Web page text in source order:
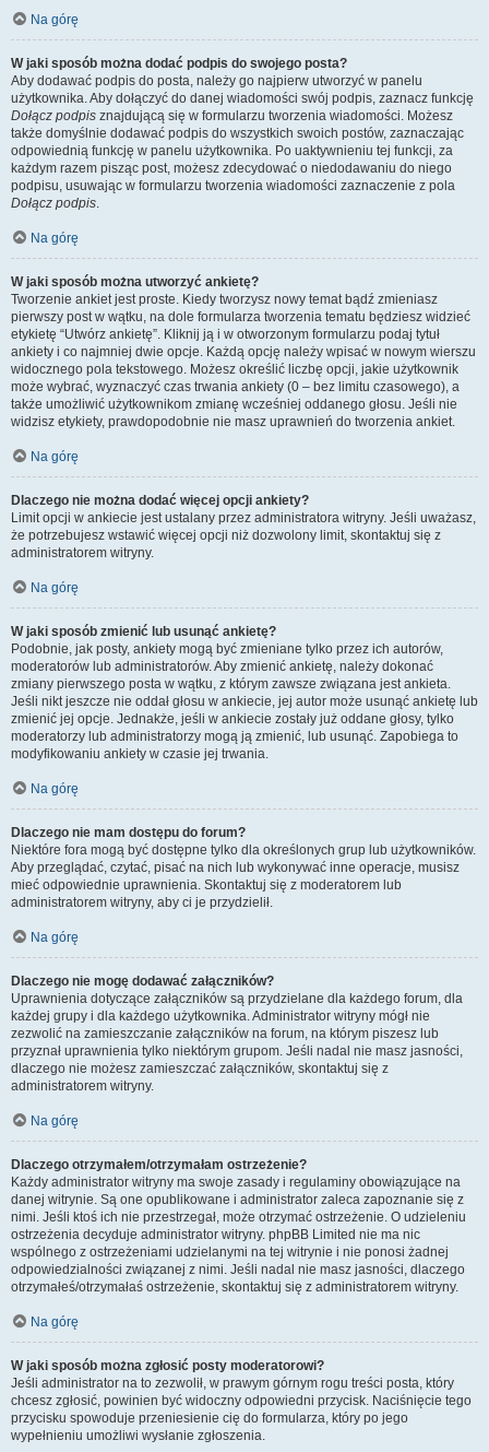
Na górę
W jaki sposób można dodać podpis do swojego posta?
Aby dodawać podpis do posta, należy go najpierw utworzyć w panelu
użytkownika. Aby dołączyć do danej wiadomości swój podpis, zaznacz funkcję
Dołącz podpis znajdującą się w formularzu tworzenia wiadomości. Możesz
także domyślnie dodawać podpis do wszystkich swoich postów, zaznaczając
odpowiednią funkcję w panelu użytkownika. Po uaktywnieniu tej funkcji, za
każdym razem pisząc post, możesz zdecydować o niedodawaniu do niego
podpisu, usuwając w formularzu tworzenia wiadomości zaznaczenie z pola
Dołącz podpis.
Na górę
W jaki sposób można utworzyć ankietę?
Tworzenie ankiet jest proste. Kiedy tworzysz nowy temat bądź zmieniasz
pierwszy post w wątku, na dole formularza tworzenia tematu będziesz widzieć
etykietę “Utwórz ankietę”. Kliknij ją i w otworzonym formularzu podaj tytuł
ankiety i co najmniej dwie opcje. Każdą opcję należy wpisać w nowym wierszu
widocznego pola tekstowego. Możesz określić liczbę opcji, jakie użytkownik
może wybrać, wyznaczyć czas trwania ankiety (0 – bez limitu czasowego), a
także umożliwić użytkownikom zmianę wcześniej oddanego głosu. Jeśli nie
widzisz etykiety, prawdopodobnie nie masz uprawnień do tworzenia ankiet.
Na górę
Dlaczego nie można dodać więcej opcji ankiety?
Limit opcji w ankiecie jest ustalany przez administratora witryny. Jeśli uważasz,
że potrzebujesz wstawić więcej opcji niż dozwolony limit, skontaktuj się z
administratorem witryny.
Na górę
W jaki sposób zmienić lub usunąć ankietę?
Podobnie, jak posty, ankiety mogą być zmieniane tylko przez ich autorów,
moderatorów lub administratorów. Aby zmienić ankietę, należy dokonać
zmiany pierwszego posta w wątku, z którym zawsze związana jest ankieta.
Jeśli nikt jeszcze nie oddał głosu w ankiecie, jej autor może usunąć ankietę lub
zmienić jej opcje. Jednakże, jeśli w ankiecie zostały już oddane głosy, tylko
moderatorzy lub administratorzy mogą ją zmienić, lub usunąć. Zapobiega to
modyfikowaniu ankiety w czasie jej trwania.
Na górę
Dlaczego nie mam dostępu do forum?
Niektóre fora mogą być dostępne tylko dla określonych grup lub użytkowników.
Aby przeglądać, czytać, pisać na nich lub wykonywać inne operacje, musisz
mieć odpowiednie uprawnienia. Skontaktuj się z moderatorem lub
administratorem witryny, aby ci je przydzielił.
Na górę
Dlaczego nie mogę dodawać załączników?
Uprawnienia dotyczące załączników są przydzielane dla każdego forum, dla
każdej grupy i dla każdego użytkownika. Administrator witryny mógł nie
zezwolić na zamieszczanie załączników na forum, na którym piszesz lub
przyznał uprawnienia tylko niektórym grupom. Jeśli nadal nie masz jasności,
dlaczego nie możesz zamieszczać załączników, skontaktuj się z
administratorem witryny.
Na górę
Dlaczego otrzymałem/otrzymałam ostrzeżenie?
Każdy administrator witryny ma swoje zasady i regulaminy obowiązujące na
danej witrynie. Są one opublikowane i administrator zaleca zapoznanie się z
nimi. Jeśli ktoś ich nie przestrzegał, może otrzymać ostrzeżenie. O udzieleniu
ostrzeżenia decyduje administrator witryny. phpBB Limited nie ma nic
wspólnego z ostrzeżeniami udzielanymi na tej witrynie i nie ponosi żadnej
odpowiedzialności związanej z nimi. Jeśli nadal nie masz jasności, dlaczego
otrzymałeś/otrzymałaś ostrzeżenie, skontaktuj się z administratorem witryny.
Na górę
W jaki sposób można zgłosić posty moderatorowi?
Jeśli administrator na to zezwolił, w prawym górnym rogu treści posta, który
chcesz zgłosić, powinien być widoczny odpowiedni przycisk. Naciśnięcie tego
przycisku spowoduje przeniesienie cię do formularza, który po jego
wypełnieniu umożliwi wysłanie zgłoszenia.